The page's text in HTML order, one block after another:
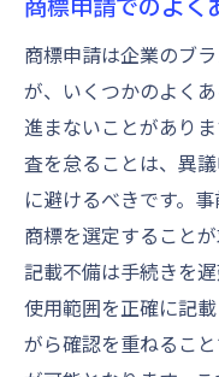
商標申請でのよく
商標申請は企業のブ
が、いくつかのよく
進まないことがあり
査を怠ることは、異
に避けるべきです。
商標を選定すること
記載不備は手続きを
使用範囲を正確に記
がら確認を重ねるこ